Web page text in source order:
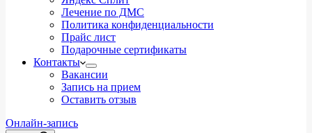
Лечение по ДМС
Политика конфиденциальности
Прайс лист
Подарочные сертификаты
Контакты
Вакансии
Запись на прием
Оставить отзыв
Онлайн-запись